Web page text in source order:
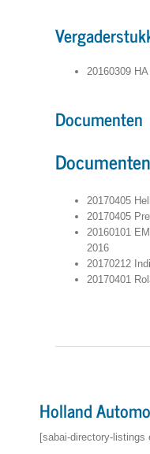
20160309
Documenten
Documenten
20170405
20170405
20160101
2016
20170212
20170401
Holland
[sabai-directory-listings